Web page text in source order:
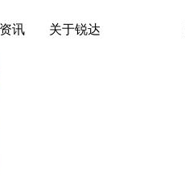
资讯 关于锐达